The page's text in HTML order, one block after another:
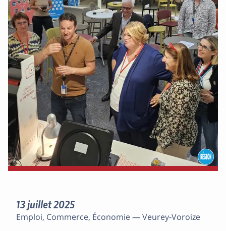
13 juillet 2025
Emploi, Commerce, Économie — Veurey-Voroize